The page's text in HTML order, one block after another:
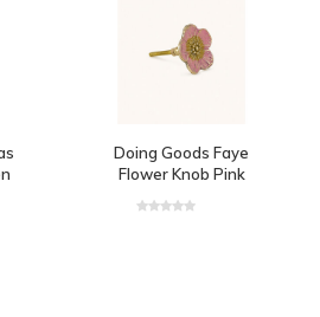
Doing Goods Faye
Flower Knob Pink